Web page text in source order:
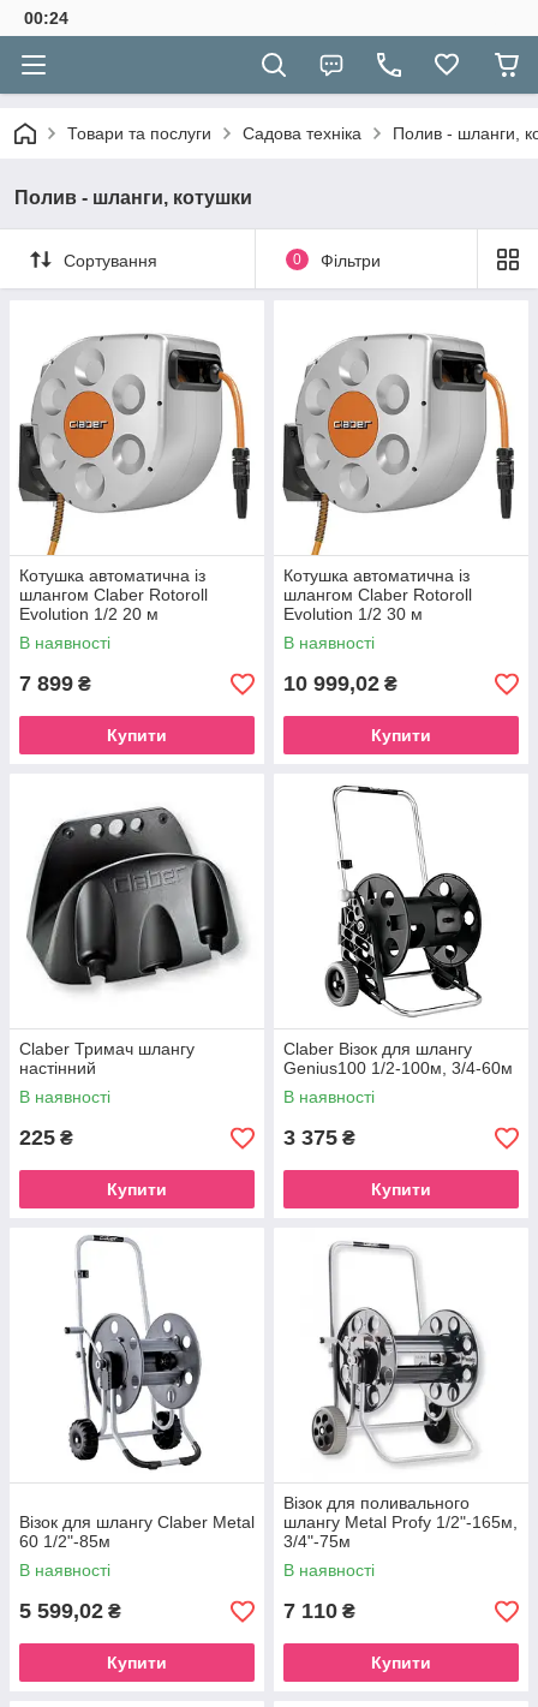
00:24
Товари та послуги Садова техніка Полив - шланги,
Полив - шланги, котушки
Сортування 0 Фільтри
Котушка автоматична із
шлангом Claber Rotoroll
Evolution 1/2 20 м
В наявності
7 899 ₴
Купити
Котушка автоматична із
шлангом Claber Rotoroll
Evolution 1/2 30 м
В наявності
10 999,02 ₴
Купити
Claber Тримач шлангу
настінний
В наявності
225 ₴
Купити
Claber Візок для шлангу
Genius100 1/2-100м, 3/4-60м
В наявності
3 375 ₴
Купити
Візок для шлангу Claber Metal
60 1/2"-85м
В наявності
5 599,02 ₴
Купити
Візок для поливального
шлангу Metal Profy 1/2"-165м,
3/4"-75м
В наявності
7 110 ₴
Купити